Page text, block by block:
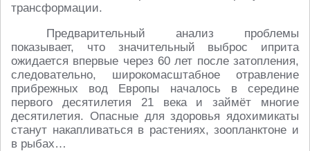
трансформации.
Предварительный анализ проблемы
показывает, что значительный выброс иприта
ожидается впервые через 60 лет после затопления,
следовательно, широкомасштабное отравление
прибрежных вод Европы началось в середине
первого десятилетия 21 века и займёт многие
десятилетия. Опасные для здоровья ядохимикаты
станут накапливаться в растениях, зоопланктоне и
в рыбах…